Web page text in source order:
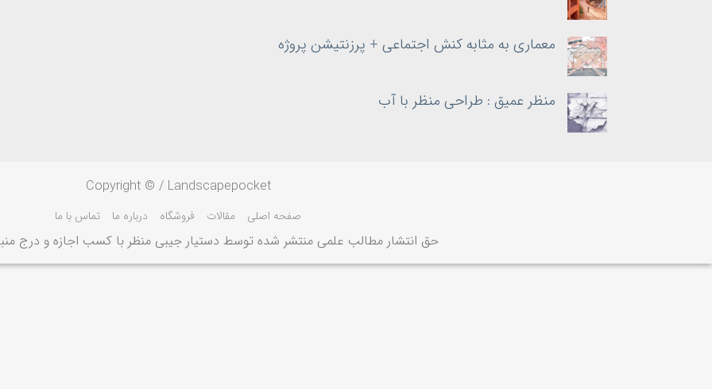
معماری به‌ مثابه کنش اجتماعی + پرزنتیشن پروژه
منظر عمیق : طراحی منظر با آب
Copyright © / Landscapepocket
صفحه اصلی مقالات فروشگاه درباره ما تماس با ما
حق انتشار مطالب علمی منتشر شده توسط دستیار جیبی منظر با کسب اجازه و درج